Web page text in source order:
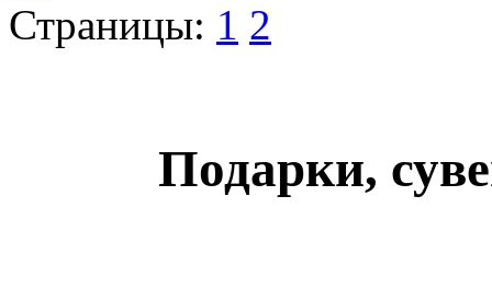
Страницы: 1 2
Подарки,